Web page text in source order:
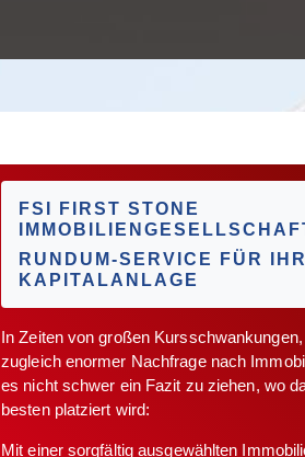
FSI FIRST STONE
RUNDUM-SERVICE FÜR
KAPITALANLAGE
In Zeiten von großen
zugleich enormer Nachfrage nach
es nicht schwer ein Fazit zu ziehen, wo
besten platziert wird:
Mit einer sorgfältig ausgewählten